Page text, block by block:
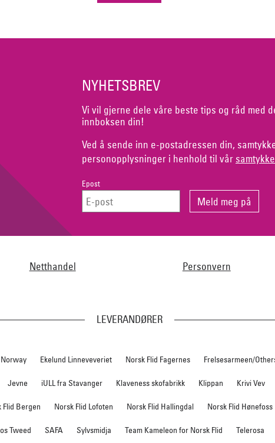
NYHETSBREV
Vi vil gjerne dele våre beste tips og råd med
innboksen din!
Ved å sende inn e-postadressen din,
personopplysninger i henhold til vår
Epost
Netthandel Personvern
LEVERANDØRER
Ekelund Linneveveriet Norsk Flid Fagernes Frelsesarmeen/
Jevne iULL fra Stavanger Klaveness skofabrikk Klippan Krivi Vev
Flid Bergen Norsk Flid Lofoten Norsk Flid Hallingdal Norsk Flid Hønefoss
Tweed SAFA Sylvsmidja Team Kameleon for Norsk Flid Telerosa